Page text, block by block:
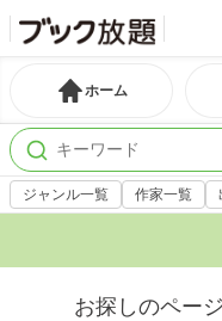
ホーム
ジャンル一覧 作家一覧
お探しのペー